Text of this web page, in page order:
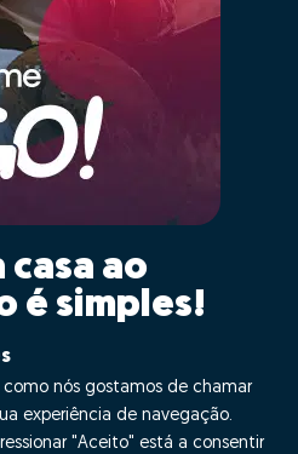
casa ao
é simples!
fazer GO!
como nós gostamos de chamar
experiência de navegação.
"Aceito" está a consentir